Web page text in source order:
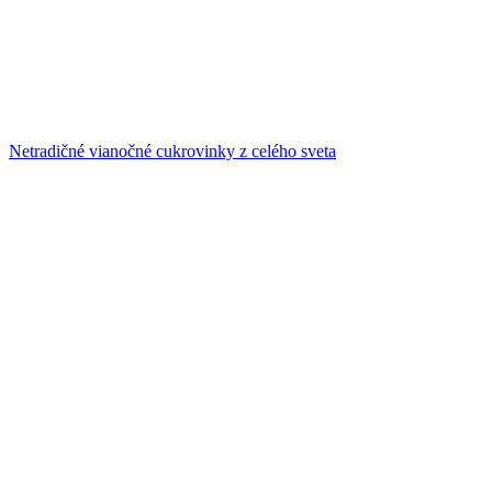
Netradičné vianočné cukrovinky z celého sveta